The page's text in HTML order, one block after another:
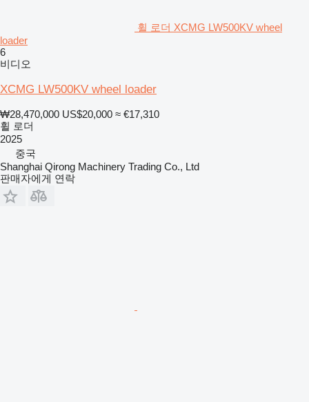
휠 로더 XCMG LW500KV wheel
loader
6
비디오
XCMG LW500KV wheel loader
₩28,470,000 US$20,000 ≈ €17,310
휠 로더
2025
중국
Shanghai Qirong Machinery Trading Co., Ltd
판매자에게 연락